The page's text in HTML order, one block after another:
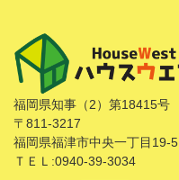
福岡県知事（2）第18415号
〒811-3217
福岡県福津市中央一丁目19-5
ＴＥＬ:0940-39-3034